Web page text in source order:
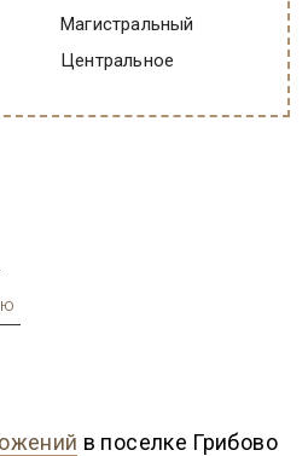
Магистральный
Центральное
в поселке Грибово